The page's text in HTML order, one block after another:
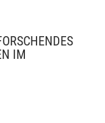
IM